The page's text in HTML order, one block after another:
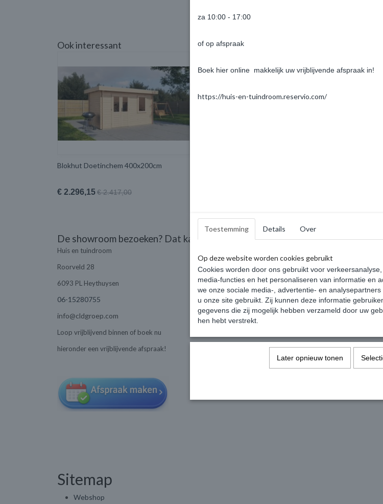
Ook interessant
Blokhut Doetinchem 400x200cm
€ 2.296,15€ 2.417,00
De showroom bezoeken? Dat kan!
Huis en tuindroom
Roorveld 28
6093 PL Heythuysen
06-15280755
info@cldgroep.com
Loop vrijblijvend binnen of boek nu
hieronder een vrijblijvende afspraak!
Sitemap
Webshop
za 10:00 - 17:00
of op afspraak
Boek hier online makkelijk uw vrijblijvende afspraak in!
https://huis-en-tuindroom.reservio.com/
Toestemming Details Over
Op deze website worden cookies gebruikt
Cookies worden door ons gebruikt voor
media-functies en het personaliseren van informatie en
we onze sociale media-, advertentie- en
u onze site gebruikt. Zij kunnen deze informatie
gegevens die zij mogelijk hebben verzameld door uw
hen hebt verstrekt.
Later opnieuw tonen